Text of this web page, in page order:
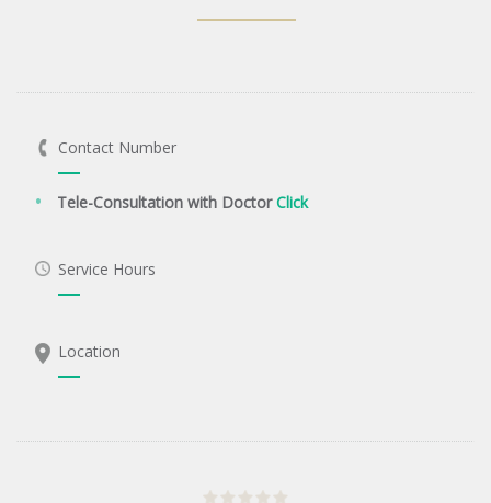
Contact Number
Tele-Consultation with DoctorClick
Service Hours
Location